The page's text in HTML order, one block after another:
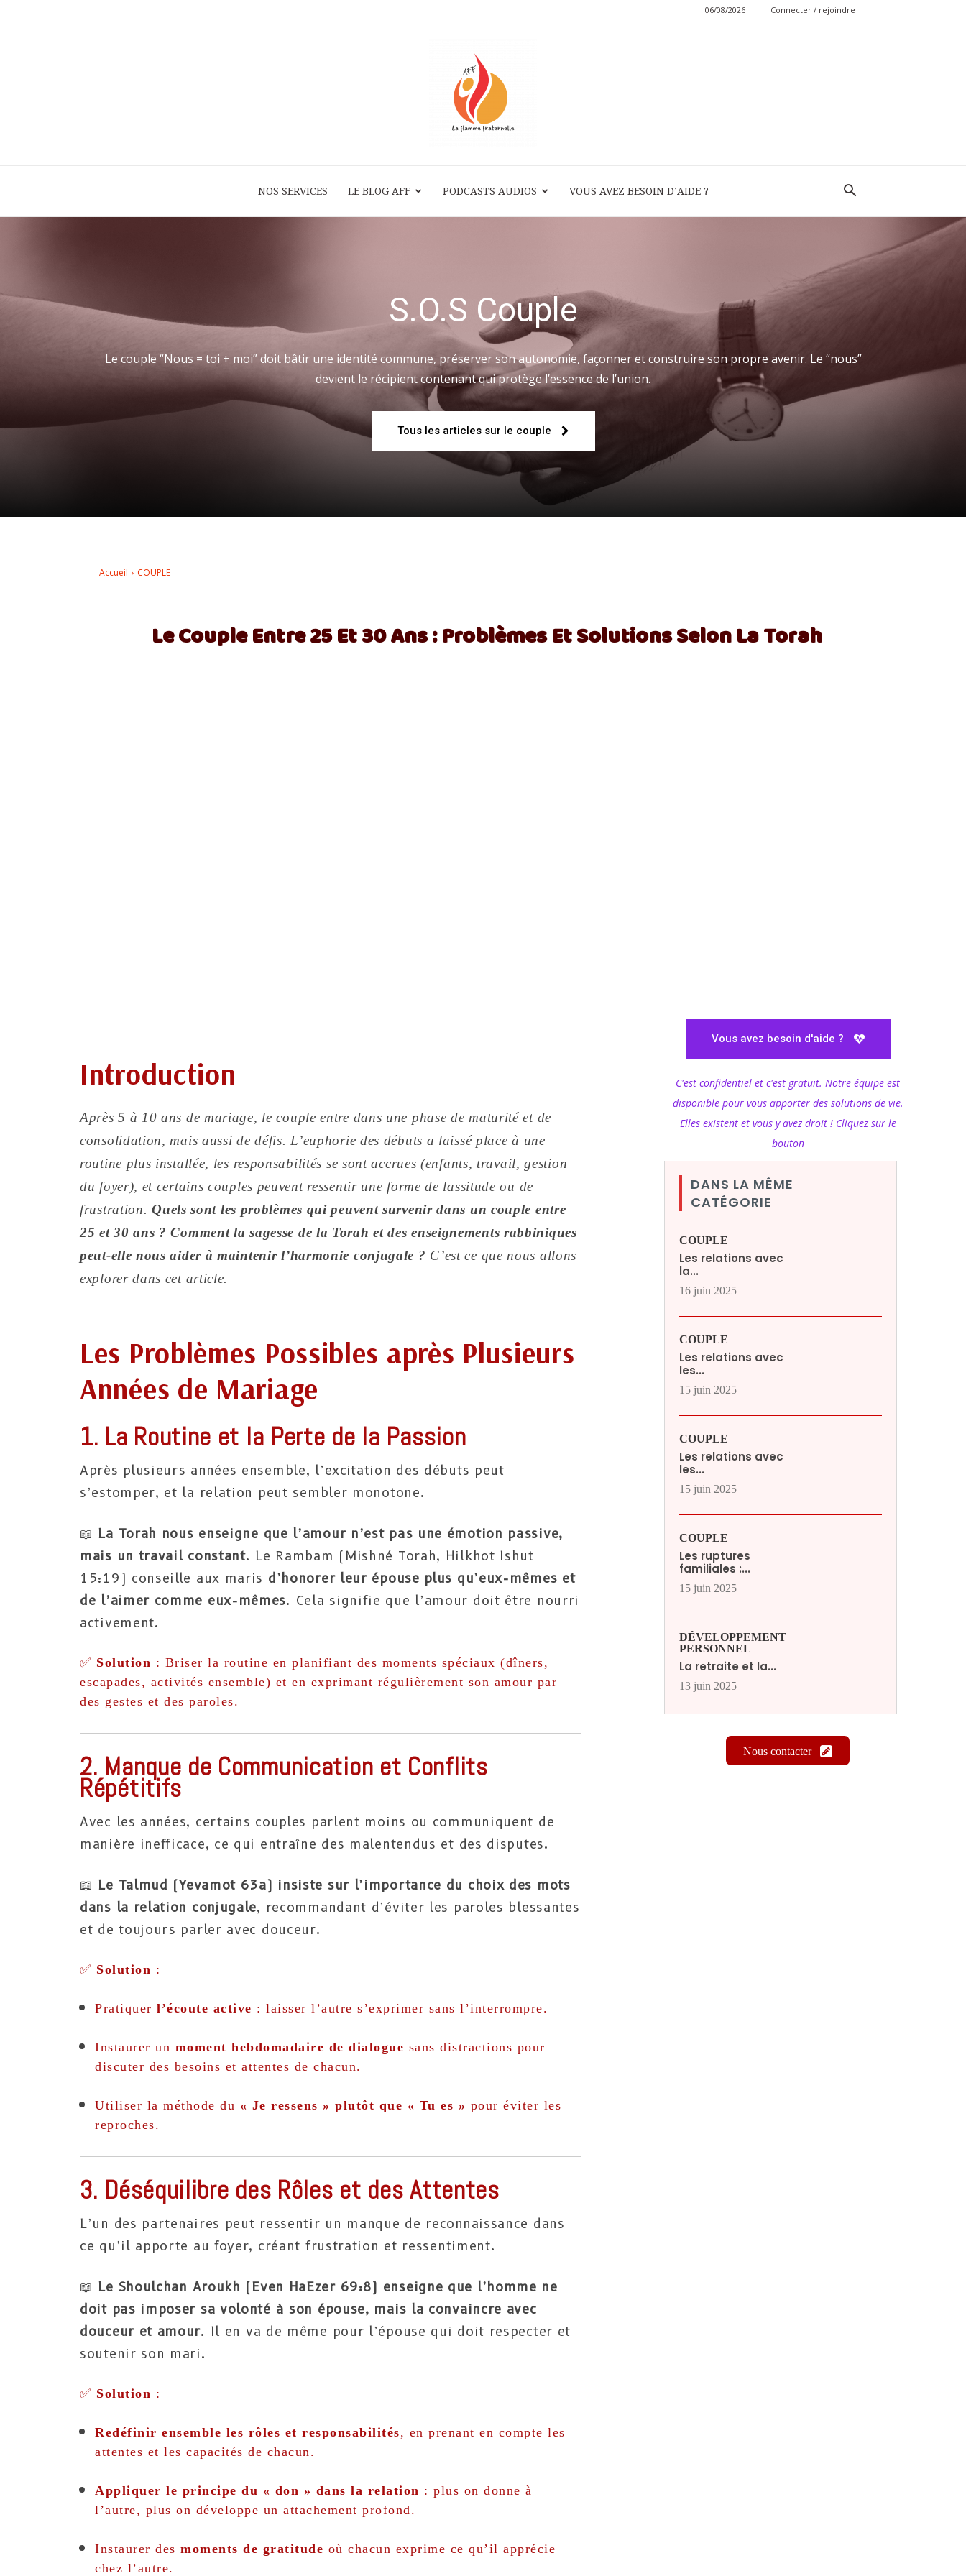
06/08/2026 Connecter / rejoindre
La
Fraternelle
–
NOS SERVICES LE BLOG AFF PODCASTS AUDIOS VOUS AVEZ BESOIN D’AIDE ?
S.O.S Couple
Le couple “Nous = toi + moi” doit bâtir une identité commune, préserver son autonomie, façonner et construire son propre avenir. Le “nous”
devient le récipient contenant qui protège l’essence de l’union.
Tous les articles sur le couple
Accueil COUPLE
Le Couple Entre 25 Et 30 Ans : Problèmes Et Solutions Selon La Torah
Introduction
Après 5 à 10 ans de mariage, le couple entre dans une phase de maturité et de
consolidation, mais aussi de défis. L’euphorie des débuts a laissé place à une
routine plus installée, les responsabilités se sont accrues (enfants, travail, gestion
du foyer), et certains couples peuvent ressentir une forme de lassitude ou de
frustration.Quels sont les problèmes qui peuvent survenir dans un couple entre
25 et 30 ans ? Comment la sagesse de la Torah et des enseignements rabbiniques
peut-elle nous aider à maintenir l’harmonie conjugale ? C’est ce que nous allons
explorer dans cet article.
Les Problèmes Possibles après Plusieurs
Années de Mariage
1. La Routine et la Perte de la Passion
Après plusieurs années ensemble, l’excitation des débuts peut
s’estomper, et la relation peut sembler monotone.
📖 La Torah nous enseigne que l’amour n’est pas une émotion passive,
mais un travail constant. Le Rambam (Mishné Torah, Hilkhot Ishut
15:19) conseille aux maris d’honorer leur épouse plus qu’eux-mêmes et
de l’aimer comme eux-mêmes​. Cela signifie que l’amour doit être nourri
activement.
✅ Solution : Briser la routine en planifiant des moments spéciaux (dîners,
escapades, activités ensemble) et en exprimant régulièrement son amour par
des gestes et des paroles.
2. Manque de Communication et Conflits
Répétitifs
Avec les années, certains couples parlent moins ou communiquent de
manière inefficace, ce qui entraîne des malentendus et des disputes.
📖 Le Talmud (Yevamot 63a) insiste sur l’importance du choix des mots
dans la relation conjugale, recommandant d’éviter les paroles blessantes
et de toujours parler avec douceur​.
✅ Solution :
Pratiquer l’écoute active : laisser l’autre s’exprimer sans l’interrompre.
Instaurer un moment hebdomadaire de dialogue sans distractions pour
discuter des besoins et attentes de chacun.
Utiliser la méthode du « Je ressens » plutôt que « Tu es » pour éviter les
reproches.
3. Déséquilibre des Rôles et des Attentes
L’un des partenaires peut ressentir un manque de reconnaissance dans
ce qu’il apporte au foyer, créant frustration et ressentiment.
📖 Le Shoulchan Aroukh (Even HaEzer 69:8) enseigne que l’homme ne
doit pas imposer sa volonté à son épouse, mais la convaincre avec
douceur et amour​. Il en va de même pour l’épouse qui doit respecter et
soutenir son mari.
✅ Solution :
Redéfinir ensemble les rôles et responsabilités, en prenant en compte les
attentes et les capacités de chacun.
Appliquer le principe du « don » dans la relation : plus on donne à
l’autre, plus on développe un attachement profond​.
Instaurer des moments de gratitude où chacun exprime ce qu’il apprécie
chez l’autre.
Vous avez besoin d'aide ?
C'est confidentiel et c'est gratuit. Notre équipe est
disponible pour vous apporter des solutions de vie.
Elles existent et vous y avez droit ! Cliquez sur le
bouton
DANS LA MÊME
CATÉGORIE
COUPLE
Les relations avec
la...
16 juin 2025
COUPLE
Les relations avec
les...
15 juin 2025
COUPLE
Les relations avec
les...
15 juin 2025
COUPLE
Les ruptures
familiales :...
15 juin 2025
DÉVELOPPEMENT
PERSONNEL
La retraite et la...
13 juin 2025
Nous contacter